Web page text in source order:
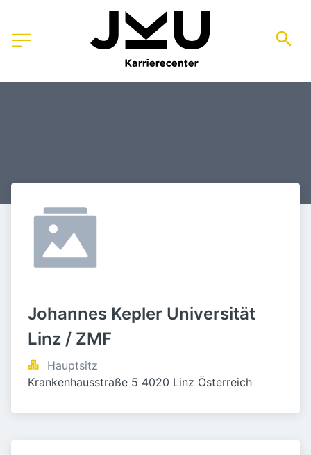
Johannes Kepler Universität
Linz / ZMF
Hauptsitz
Krankenhausstraße 5 4020 Linz Österreich